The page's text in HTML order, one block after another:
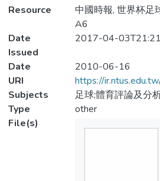
Resource
中國時報, 世界杯足
A6
Date
Issued
2017-04-
Date
2010-06-16
URI
https://
Subjects
足球;體育評論及分
Type
other
File(s)